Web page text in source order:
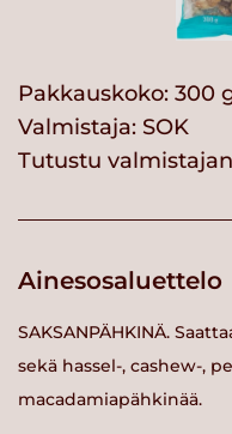
Pakkauskoko: 300
Valmistaja: SOK
Tutustu
Ainesosaluettelo
SAKSANPÄHKINÄ.
sekä hassel-, cashew-,
macadamiapähkinää.